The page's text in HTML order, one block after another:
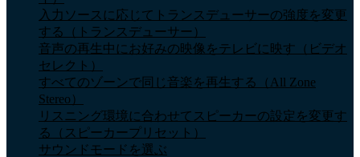
入力ソースに応じてトランスデューサーの強度を変更
する（トランスデューサー）
音声の再生中にお好みの映像をテレビに映す（ビデオ
セレクト）
すべてのゾーンで同じ音楽を再生する（All Zone
Stereo）
リスニング環境に合わせてスピーカーの設定を変更す
る（スピーカープリセット）
サウンドモードを選ぶ